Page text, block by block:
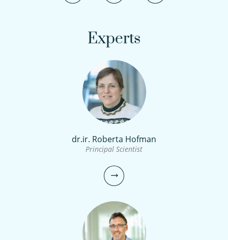
Experts
dr.ir. Roberta Hofman
Principal Scientist